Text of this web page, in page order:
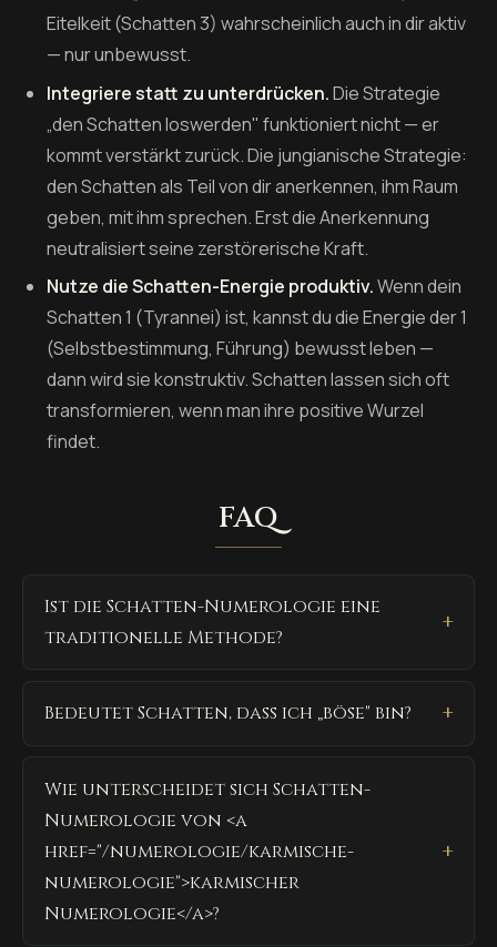
Eitelkeit (Schatten 3) wahrscheinlich auch in dir aktiv
— nur unbewusst.
Integriere statt zu unterdrücken.Die Strategie
„den Schatten loswerden" funktioniert nicht — er
kommt verstärkt zurück. Die jungianische Strategie:
den Schatten als Teil von dir anerkennen, ihm Raum
geben, mit ihm sprechen. Erst die Anerkennung
neutralisiert seine zerstörerische Kraft.
Nutze die Schatten-Energie produktiv.Wenn dein
Schatten 1 (Tyrannei) ist, kannst du die Energie der 1
(Selbstbestimmung, Führung) bewusst leben —
dann wird sie konstruktiv. Schatten lassen sich oft
transformieren, wenn man ihre positive Wurzel
findet.
FAQ
Ist die Schatten-Numerologie eine
traditionelle Methode?
Bedeutet Schatten, dass ich „böse" bin?
Wie unterscheidet sich Schatten-
Numerologie von <a
href="/numerologie/karmische-
numerologie">karmischer
Numerologie</a>?